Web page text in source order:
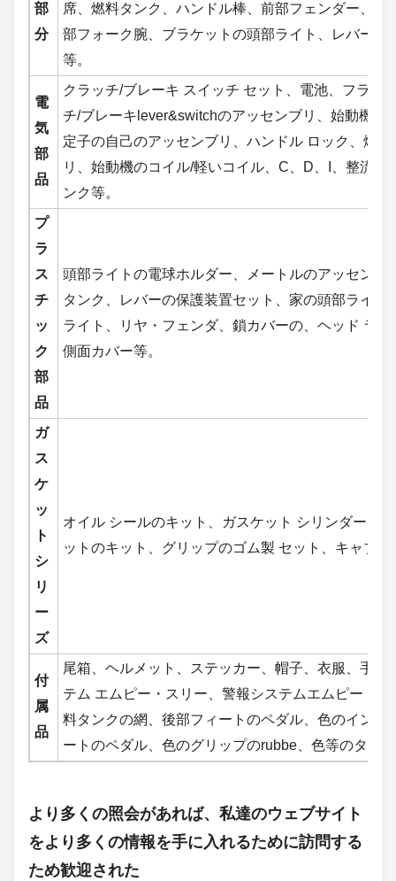
部
分
席、燃料タンク、ハンドル棒、前部フェンダー、前
部フォーク腕、ブラケットの頭部ライト、レバー
等。
電
気
部
品
クラッチ/ブレーキ スイッチ セット、電池、フライ
チ/ブレーキlever&switchのアッセンブリ、始動機の
定子の自己のアッセンブリ、ハンドル ロック、燃
リ、始動機のコイル/軽いコイル、C、D、I、整流
ンク等。
プ
ラ
ス
チ
ッ
ク
部
品
頭部ライトの電球ホルダー、メートルのアッセンブ
タンク、レバーの保護装置セット、家の頭部ライト
ライト、リヤ・フェンダ、鎖カバーの、ヘッド ラ
側面カバー等。
ガ
ス
ケ
ッ
ト
シ
リ
ー
ズ
オイル シールのキット、ガスケット シリンダー、
ットのキット、グリップのゴム製 セット、キャブ
付
属
品
尾箱、ヘルメット、ステッカー、帽子、衣服、手袋
テム エムピー・スリー、警報システムエムピー・
料タンクの網、後部フィートのペダル、色のインフ
ートのペダル、色のグリップのrubbe、色等のタイ
より多くの照会があれば、私達のウェブサイト
をより多くの情報を手に入れるために訪問する
ため歓迎された